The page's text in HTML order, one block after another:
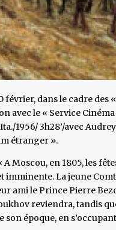
février, dans le cadre des
avec le « Service
1956/ 3h28’/avec
étranger ».
A Moscou, en 1805, les
imminente. La jeune
ami le Prince Pierre
reviendra, tandis
son époque, en